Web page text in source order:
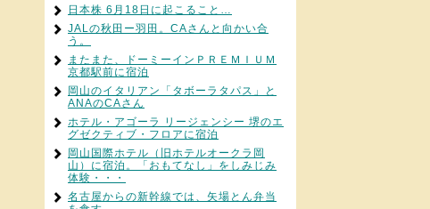
日本株 6月18日に起こること…
JALの秋田ー羽田。CAさんと向かい合
う。
またまた、ドーミーインＰＲＥＭＩＵＭ
京都駅前に宿泊
岡山のイタリアン「タボーラタパス」と
ANAのCAさん
ホテル・アゴーラ リージェンシー 堺のエ
グゼクティブ・フロアに宿泊
岡山国際ホテル（旧ホテルオークラ岡
山）に宿泊。「おもてなし」をしみじみ
体験・・・
名古屋からの新幹線では、矢場とん弁当